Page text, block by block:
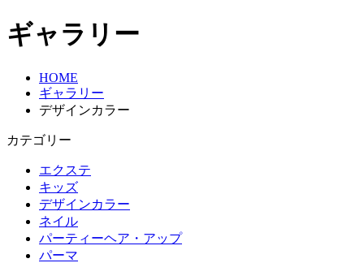
ギャラリー
HOME
ギャラリー
デザインカラー
カテゴリー
エクステ
キッズ
デザインカラー
ネイル
パーティーヘア・アップ
パーマ